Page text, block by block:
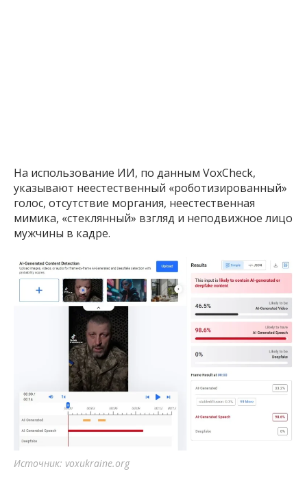
На использование ИИ, по данным VoxCheck,
указывают неестественный «роботизированный»
голос, отсутствие моргания, неестественная
мимика, «стеклянный» взгляд и неподвижное лицо
мужчины в кадре.
Источник: voxukraine.org